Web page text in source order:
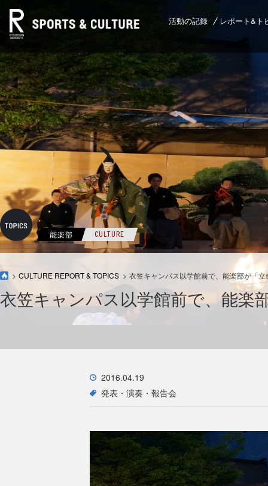
活動の記録 レポート&ト
能楽部 CULTURE
CULTURE REPORT & TOPICS 衣笠キャンパス以学館前で、能楽部が「
衣笠キャンパス以学館前で、能楽
2016.04.19
発表・演奏・報告会